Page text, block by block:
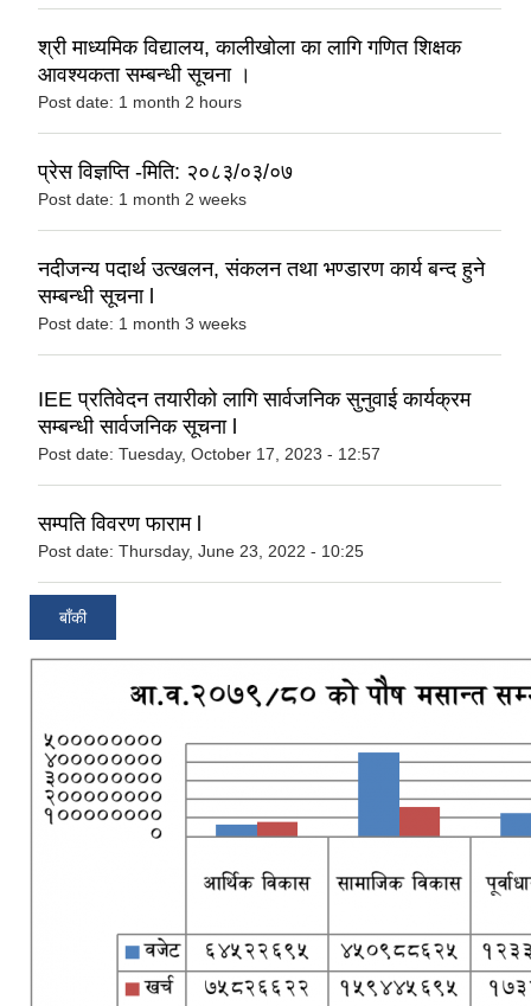
श्री माध्यमिक विद्यालय, कालीखोला का लागि गणित शिक्षक
आवश्यकता सम्बन्धी सूचना ।
Post date: 1 month 2 hours
प्रेस विज्ञप्ति -मिति: २०८३/०३/०७
Post date: 1 month 2 weeks
नदीजन्य पदार्थ उत्खलन, संकलन तथा भण्डारण कार्य बन्द हुने
सम्बन्धी सूचना l
Post date: 1 month 3 weeks
IEE प्रतिवेदन तयारीको लागि सार्वजनिक सुनुवाई कार्यक्रम
सम्बन्धी सार्वजनिक सूचना l
Post date: Tuesday, October 17, 2023 - 12:57
सम्पति विवरण फाराम l
Post date: Thursday, June 23, 2022 - 10:25
बाँकी